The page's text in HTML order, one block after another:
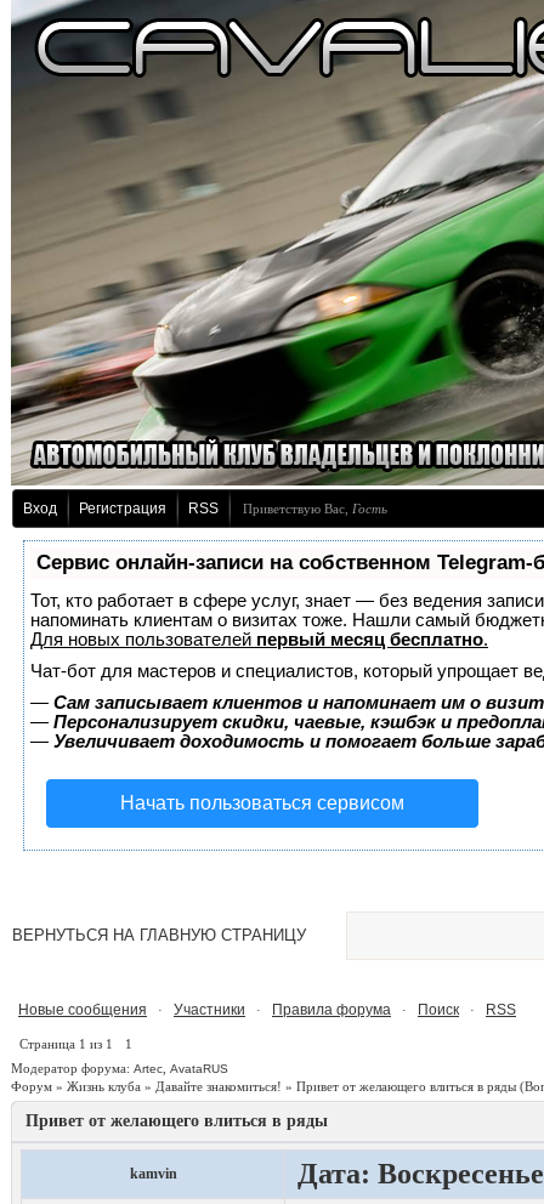
Вход Регистрация RSS Приветствую Вас Гость
Сервис онлайн-записи на собственном Telegram-
Тот, кто работает в сфере услуг, знает — без ведения
напоминать клиентам о визитах тоже. Нашли самый
Для новых пользователей первый месяц бесплатно.
Чат-бот для мастеров и специалистов, который упрощает
— Сам записывает клиентов и напоминает им о
— Персонализирует скидки, чаевые, кэшбэк и
— Увеличивает доходимость и помогает больше
Начать пользоваться сервисом
ВЕРНУТЬСЯ НА ГЛАВНУЮ СТРАНИЦУ
Новые сообщения · Участники · Правила форума · Поиск · RSS
Страница 1 из 1
1
Модератор форума: Artec AvataRUS
Форум » Жизнь клуба » Давайте знакомиться! » Привет от желающего влиться в ряды
Привет от желающего влиться в ряды
kamvin Дата: